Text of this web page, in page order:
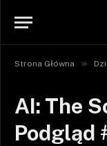
Strona Główna »
AI: The
Podgląd